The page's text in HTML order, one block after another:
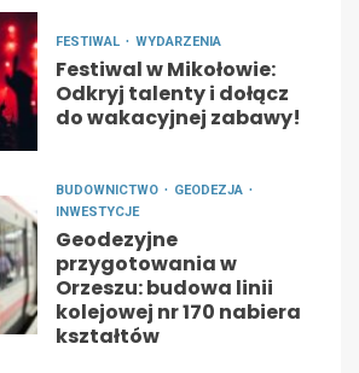
FESTIWAL WYDARZENIA
Festiwal w Mikołowie:
Odkryj talenty i dołącz
do wakacyjnej zabawy!
BUDOWNICTWO
GEODEZJA
INWESTYCJE
Geodezyjne
przygotowania w
Orzeszu: budowa linii
kolejowej nr 170 nabiera
kształtów